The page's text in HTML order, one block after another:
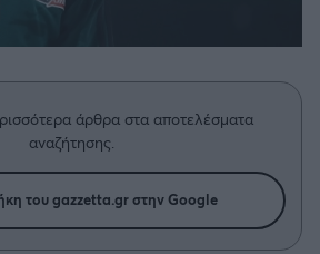
Πόλη
άρθρα στα αποτελέσματα
αναζήτησης.
του gazzetta.gr στην Google